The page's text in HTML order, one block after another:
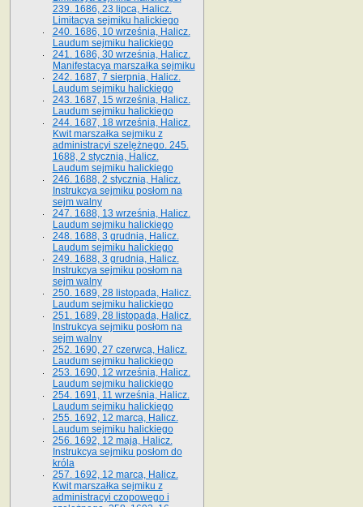
239. 1686, 23 lipca, Halicz.
Limitacya sejmiku halickiego
240. 1686, 10 września, Halicz.
Laudum sejmiku halickiego
241. 1686, 30 września, Halicz.
Manifestacya marszałka sejmiku
242. 1687, 7 sierpnia, Halicz.
Laudum sejmiku halickiego
243. 1687, 15 września, Halicz.
Laudum sejmiku halickiego
244. 1687, 18 września, Halicz.
Kwit marszałka sejmiku z
administracyi szelężnego. 245.
1688, 2 stycznia, Halicz.
Laudum sejmiku halickiego
246. 1688, 2 stycznia, Halicz.
Instrukcya sejmiku posłom na
sejm walny
247. 1688, 13 września, Halicz.
Laudum sejmiku halickiego
248. 1688, 3 grudnia, Halicz.
Laudum sejmiku halickiego
249. 1688, 3 grudnia, Halicz.
Instrukcya sejmiku posłom na
sejm walny
250. 1689, 28 listopada, Halicz.
Laudum sejmiku halickiego
251. 1689, 28 listopada, Halicz.
Instrukcya sejmiku posłom na
sejm walny
252. 1690, 27 czerwca, Halicz.
Laudum sejmiku halickiego
253. 1690, 12 września, Halicz.
Laudum sejmiku halickiego
254. 1691, 11 września, Halicz.
Laudum sejmiku halickiego
255. 1692, 12 marca, Halicz.
Laudum sejmiku halickiego
256. 1692, 12 maja, Halicz.
Instrukcya sejmiku posłom do
króla
257. 1692, 12 marca, Halicz.
Kwit marszałka sejmiku z
administracyi czopowego i